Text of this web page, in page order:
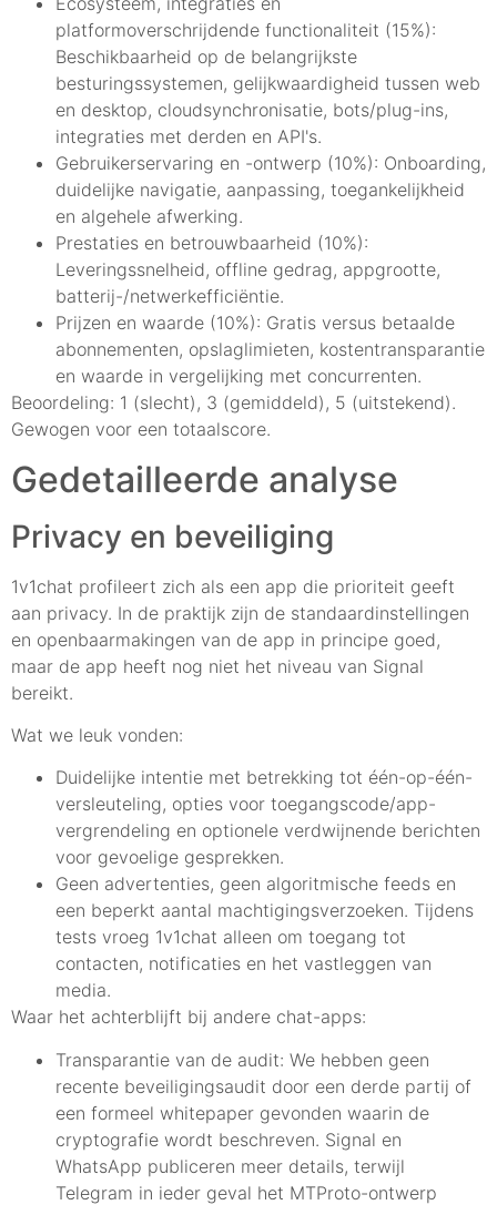
platformoverschrijdende functionaliteit (15%):
Beschikbaarheid op de belangrijkste
besturingssystemen, gelijkwaardigheid tussen web
en desktop, cloudsynchronisatie, bots/plug-ins,
integraties met derden en API's.
Gebruikerservaring en -ontwerp (10%): Onboarding,
duidelijke navigatie, aanpassing, toegankelijkheid
en algehele afwerking.
Prestaties en betrouwbaarheid (10%):
Leveringssnelheid, offline gedrag, appgrootte,
batterij-/netwerkefficiëntie.
Prijzen en waarde (10%): Gratis versus betaalde
abonnementen, opslaglimieten, kostentransparantie
en waarde in vergelijking met concurrenten.
Beoordeling: 1 (slecht), 3 (gemiddeld), 5 (uitstekend).
Gewogen voor een totaalscore.
Gedetailleerde analyse
Privacy en beveiliging
1v1chat profileert zich als een app die prioriteit geeft
aan privacy. In de praktijk zijn de standaardinstellingen
en openbaarmakingen van de app in principe goed,
maar de app heeft nog niet het niveau van Signal
bereikt.
Wat we leuk vonden:
Duidelijke intentie met betrekking tot één-op-één-
versleuteling, opties voor toegangscode/app-
vergrendeling en optionele verdwijnende berichten
voor gevoelige gesprekken.
Geen advertenties, geen algoritmische feeds en
een beperkt aantal machtigingsverzoeken. Tijdens
tests vroeg 1v1chat alleen om toegang tot
contacten, notificaties en het vastleggen van
media.
Waar het achterblijft bij andere chat-apps:
Transparantie van de audit: We hebben geen
recente beveiligingsaudit door een derde partij of
een formeel whitepaper gevonden waarin de
cryptografie wordt beschreven. Signal en
WhatsApp publiceren meer details, terwijl
Telegram in ieder geval het MTProto-ontwerp